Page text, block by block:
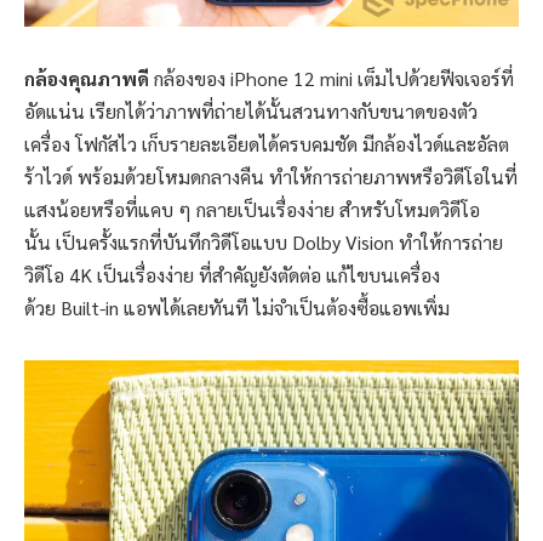
กล้องคุณภาพดี กล้องของ iPhone 12 mini เต็มไปด้วยฟีจเจอร์ที่
อัดแน่น เรียกได้ว่าภาพที่ถ่ายได้นั้นสวนทางกับขนาดของตัว
เครื่อง โฟกัสไว เก็บรายละเอียดได้ครบคมชัด มีกล้องไวด์และอัลต
ร้าไวด์ พร้อมด้วยโหมดกลางคืน ทำให้การถ่ายภาพหรือวิดีโอในที่
แสงน้อยหรือที่แคบ ๆ กลายเป็นเรื่องง่าย สำหรับโหมดวิดีโอ
นั้น เป็นครั้งแรกที่บันทึกวิดีโอแบบ Dolby Vision ทำให้การถ่าย
วิดีโอ 4K เป็นเรื่องง่าย ที่สำคัญยังตัดต่อ แก้ไขบนเครื่อง
ด้วย Built-in แอพได้เลยทันที ไม่จำเป็นต้องซื้อแอพเพิ่ม